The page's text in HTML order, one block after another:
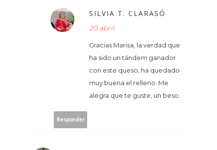
SILVIA T. CLARASÓ
20 abril
Gracias Marisa, la verdad que
ha sido un tándem ganador
con este queso, ha quedado
muy buena el relleno. Me
alegra que te guste, un beso.
Responder